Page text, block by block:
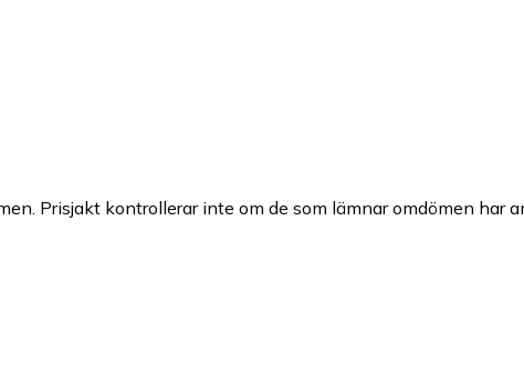
Prisjakt kontrollerar inte om de som lämnar omdömen har